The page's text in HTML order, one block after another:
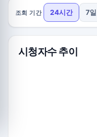
조회 기간 24시간 7일
시청자수 추이